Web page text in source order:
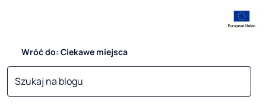
Wróć do: Ciekawe miejsca